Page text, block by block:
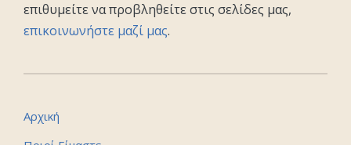
επιθυμείτε να προβληθείτε στις σελίδες μας,
επικοινωνήστε μαζί μας.
Αρχική